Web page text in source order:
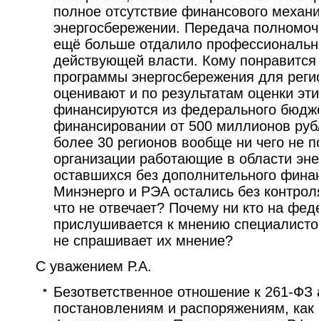
полное отсутствие финансового
энергосбережении. Передача
ещё больше отдалило
действующей власти. Кому
программы энергосбережения для
оценивают и по результатам оценки
финансируются из федерального
финансировании от 500 миллионов
более 30 регионов вообще ни чего не
организации работающие в области
оставшихся без дополнительного
Минэнерго и РЭА остались без
что не отвечает? Почему ни кто на
прислушивается к мнению
не спрашивает их мнение?
С уважением Р.А.
Безответственное отношение к 261-
постановлениям и распоряжениям, как